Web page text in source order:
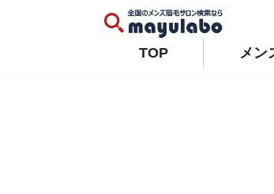
: Constant WP_AUTO_UPDATE_CORE already defined in
: Constant AUTOMATIC_UPDATER_DISABLED already defined in
TOP メン